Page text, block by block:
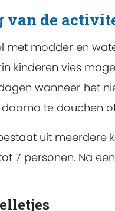
van de
met modder en
kinderen vies
wanneer het
te douchen
uit meerdere
7 personen. Na